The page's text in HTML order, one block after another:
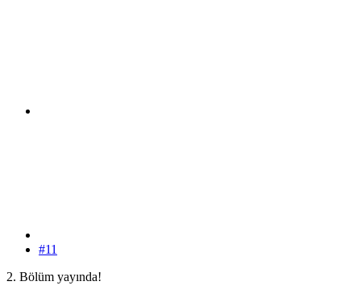
#11
2. Bölüm yayında!